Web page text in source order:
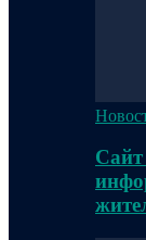
Сайт